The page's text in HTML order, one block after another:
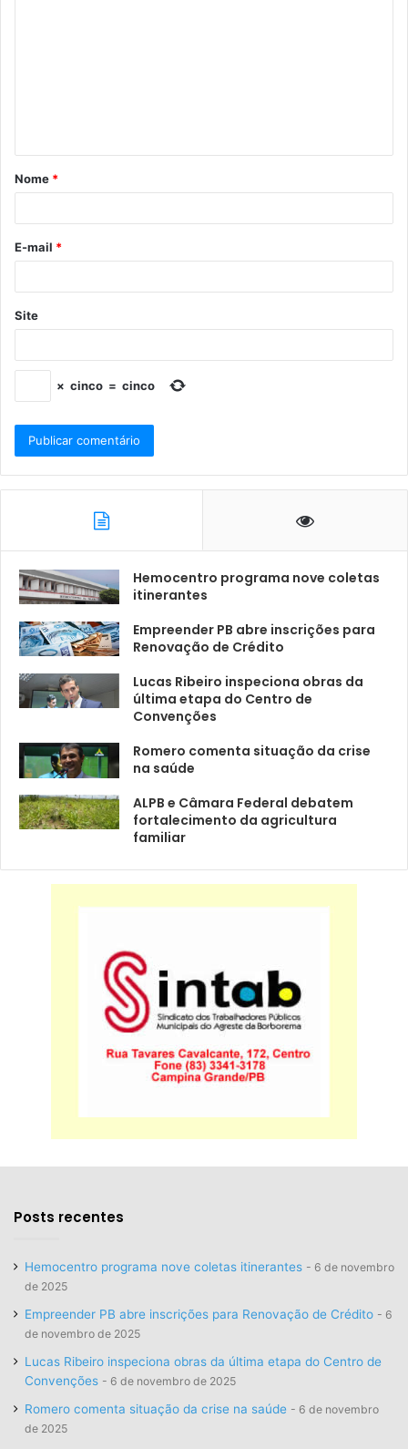
Nome *
E-mail *
Site
× cinco = cinco
Hemocentro programa nove coletas
itinerantes
Empreender PB abre inscrições para
Renovação de Crédito
Lucas Ribeiro inspeciona obras da
última etapa do Centro de
Convenções
Romero comenta situação da crise
na saúde
ALPB e Câmara Federal debatem
fortalecimento da agricultura
familiar
Posts recentes
Hemocentro programa nove coletas itinerantes
6 de novembro
de 2025
Empreender PB abre inscrições para Renovação de Crédito
6
de novembro de 2025
Lucas Ribeiro inspeciona obras da última etapa do Centro de
Convenções
6 de novembro de 2025
Romero comenta situação da crise na saúde
6 de novembro
de 2025